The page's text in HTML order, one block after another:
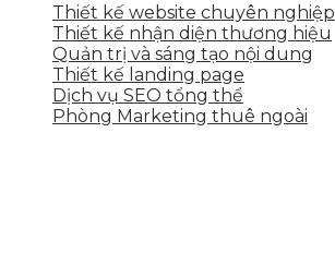
Thiết kế website chuyên nghiệp
Thiết kế nhận diện thương hiệu
Quản trị và sáng tạo nội dung
Thiết kế landing page
Dịch vụ SEO tổng thể
Phòng Marketing thuê ngoài